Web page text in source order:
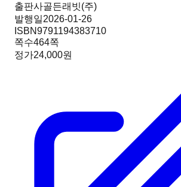
출판사골든래빗(주)
발행일2026-01-26
ISBN9791194383710
쪽수464쪽
정가24,000원